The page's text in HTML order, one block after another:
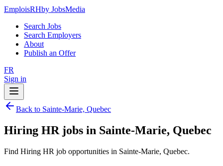
EmploisRHby JobsMedia
Search Jobs
Search Employers
About
Publish an Offer
FR
Sign in
Back to Sainte-Marie, Quebec
Hiring HR jobs in Sainte-Marie, Quebec
Find Hiring HR job opportunities in Sainte-Marie, Quebec.